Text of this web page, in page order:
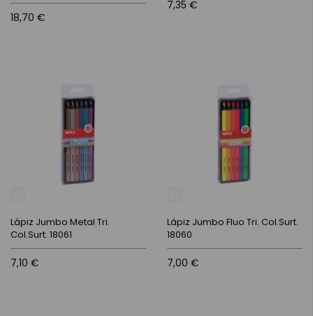
18,70 €
7,35 €
Lápiz Jumbo Metal Tri.
Col.Surt. 18061
7,10 €
Lápiz Jumbo Fluo Tri. Col.Surt.
18060
7,00 €